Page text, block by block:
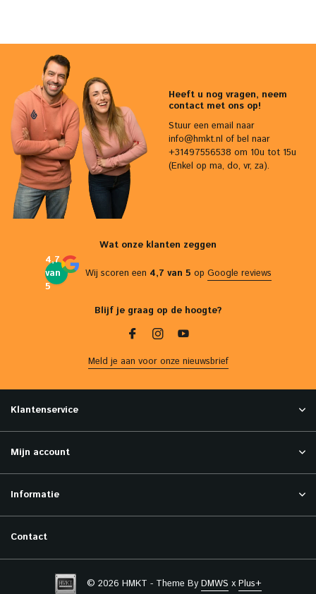
Heeft u nog vragen, neem
contact met ons op!
Stuur een email naar
info@hmkt.nl of bel naar
+31497556538 om 10u tot 15u
(Enkel op ma, do, vr, za).
Wat onze klanten zeggen
4,7
van
5
Wij scoren een 4,7 van 5 op Google reviews
Blijf je graag op de hoogte?
Meld je aan voor onze nieuwsbrief
Klantenservice
Mijn account
Informatie
Contact
© 2026 HMKT - Theme By DMWS x Plus+